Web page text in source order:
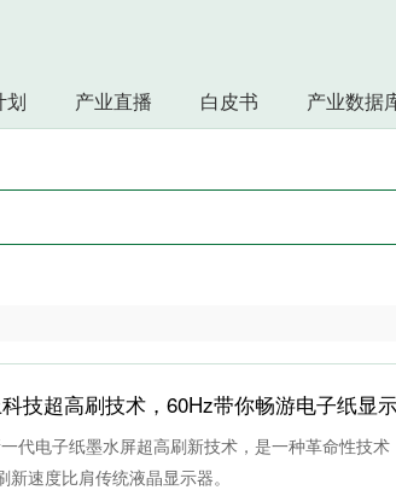
划 产业直播 白皮书 产业数据
技超高刷技术，60Hz带你畅游电子纸显
代电子纸墨水屏超高刷新技术，是一种革命性技
速度比肩传统液晶显示器。